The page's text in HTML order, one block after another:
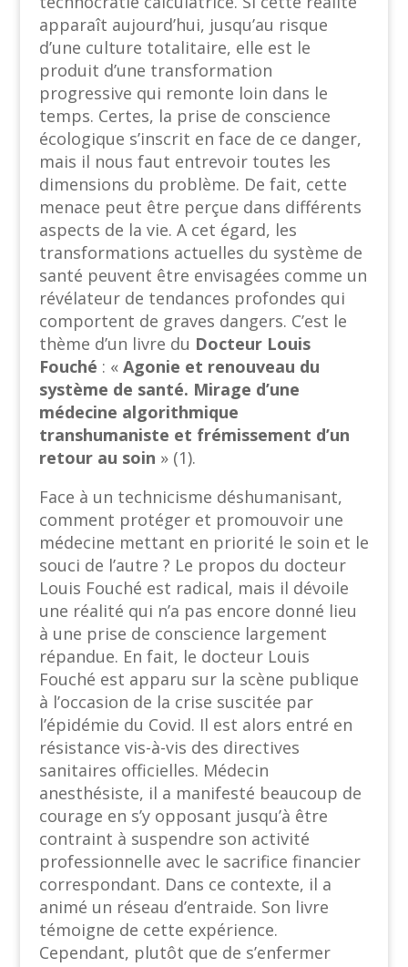
apparaît aujourd’hui, jusqu’au risque
d’une culture totalitaire, elle est le
produit d’une transformation
progressive qui remonte loin dans le
temps. Certes, la prise de conscience
écologique s’inscrit en face de ce danger,
mais il nous faut entrevoir toutes les
dimensions du problème. De fait, cette
menace peut être perçue dans différents
aspects de la vie. A cet égard, les
transformations actuelles du système de
santé peuvent être envisagées comme un
révélateur de tendances profondes qui
comportent de graves dangers. C’est le
thème d’un livre du Docteur Louis
Fouché : « Agonie et renouveau du
système de santé. Mirage d’une
médecine algorithmique
transhumaniste et frémissement d’un
retour au soin » (1).
Face à un technicisme déshumanisant,
comment protéger et promouvoir une
médecine mettant en priorité le soin et le
souci de l’autre ? Le propos du docteur
Louis Fouché est radical, mais il dévoile
une réalité qui n’a pas encore donné lieu
à une prise de conscience largement
répandue. En fait, le docteur Louis
Fouché est apparu sur la scène publique
à l’occasion de la crise suscitée par
l’épidémie du Covid. Il est alors entré en
résistance vis-à-vis des directives
sanitaires officielles. Médecin
anesthésiste, il a manifesté beaucoup de
courage en s’y opposant jusqu’à être
contraint à suspendre son activité
professionnelle avec le sacrifice financier
correspondant. Dans ce contexte, il a
animé un réseau d’entraide. Son livre
témoigne de cette expérience.
Cependant, plutôt que de s’enfermer